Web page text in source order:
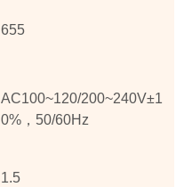
655
AC100~120/200~240V±1
0%，50/60Hz
1.5